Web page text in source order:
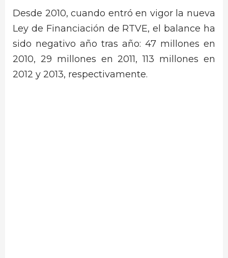
Desde 2010, cuando entró en vigor la nueva
Ley de Financiación de RTVE, el balance ha
sido negativo año tras año: 47 millones en
2010, 29 millones en 2011, 113 millones en
2012 y 2013, respectivamente.